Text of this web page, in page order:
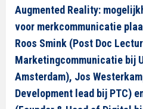
Augmented Reality:
voor merkcommunicatie
Roos Smink (Post Doc
Marketingcommunicatie bij
Amsterdam), Jos
Development lead bij PTC)